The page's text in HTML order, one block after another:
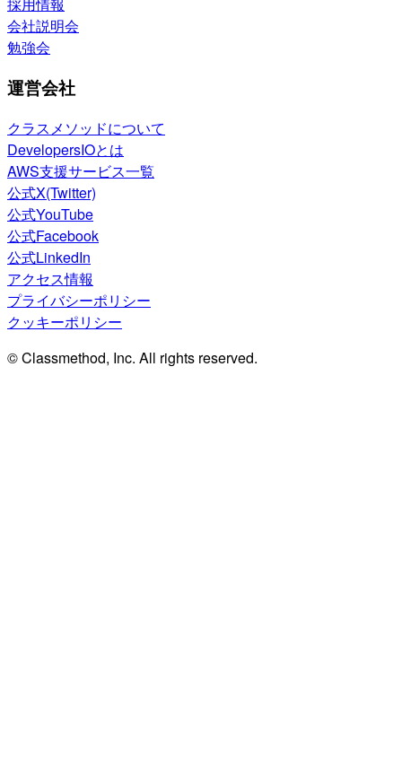
採用情報
会社説明会
勉強会
運営会社
クラスメソッドについて
DevelopersIOとは
AWS支援サービス一覧
公式X(Twitter)
公式YouTube
公式Facebook
公式LinkedIn
アクセス情報
プライバシーポリシー
クッキーポリシー
© Classmethod, Inc. All rights reserved.